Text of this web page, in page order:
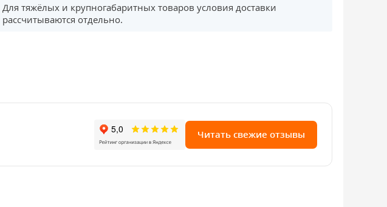
Для тяжёлых и крупногабаритных товаров условия доставки
рассчитываются отдельно.
Читать свежие отзывы